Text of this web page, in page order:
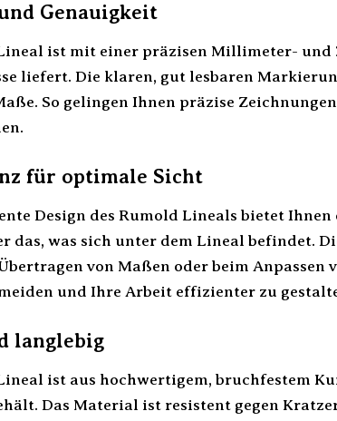
Genauigkeit
ist mit einer präzisen Millimeter-
liefert. Die klaren, gut lesbaren
So gelingen Ihnen präzise
für optimale Sicht
Design des Rumold Lineals bietet
das, was sich unter dem Lineal befindet.
von Maßen oder beim
und Ihre Arbeit effizienter zu
langlebig
ist aus hochwertigem, bruchfestem
Das Material ist resistent gegen